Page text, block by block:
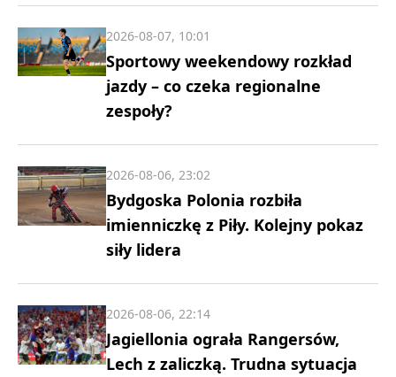
Sportowy weekendowy rozkład
jazdy – co czeka regionalne
zespoły?
2026-08-07, 10:01
Bydgoska Polonia rozbiła
imienniczkę z Piły. Kolejny pokaz
siły lidera
2026-08-06, 23:02
Jagiellonia ograła Rangersów,
Lech z zaliczką. Trudna sytuacja
2026-08-06, 22:14